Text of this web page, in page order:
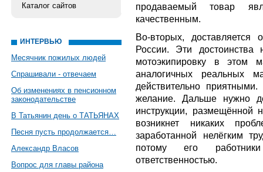
Каталог сайтов
ИНТЕРВЬЮ
Месячник пожилых людей
Спрашивали - отвечаем
Об изменениях в пенсионном
законодательстве
В Татьянин день о ТАТЬЯНАХ
Песня пусть продолжается…
Александр Власов
Вопрос для главы района
продаваемый товар
качественным.
Во-вторых, доставляется
России. Эти
мотоэкипировку в этом
аналогичных реальных
действительно
желание. Дальше нужно
инструкции,
возникнет никаких
заработанной нелёгким
потому его
ответственностью.